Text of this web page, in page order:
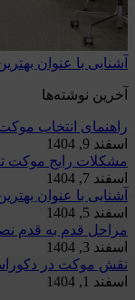
آشنایی با عنوان
آخرین نوشته‌ها
راهنمای انتخاب
اسفند 9, 1404
مشکلات رایج موکت
اسفند 7, 1404
آشنایی با عنوان
اسفند 5, 1404
مراحل قدم به قدم
اسفند 3, 1404
نقش موکت در
اسفند 1, 1404